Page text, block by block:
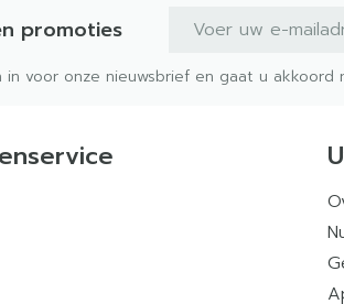
promoties
voor onze nieuwsbrief en gaat u akkoord